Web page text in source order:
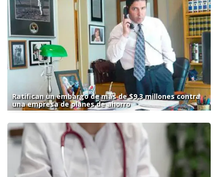
Ratifican un embargo de más de $9,3 millones contra
una empresa de planes de ahorro